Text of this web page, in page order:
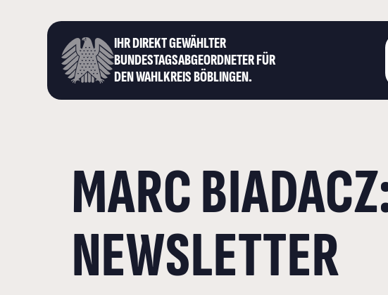
IHR DIREKT GEWÄHLTER
BUNDESTAGS­ABGEORDNETER FÜR
DEN WAHLKREIS BÖBLINGEN.
MARC
NEWSLETTER